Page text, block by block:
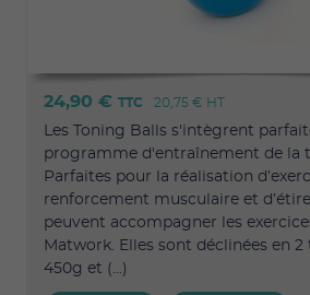
24,90 € TTC 20,75 € HT
Les Toning Balls s'intègrent
programme d'entraînement de la
Parfaites pour la réalisation
renforcement musculaire et
peuvent accompagner les
Matwork. Elles sont déclinées en 2
450g et (...)